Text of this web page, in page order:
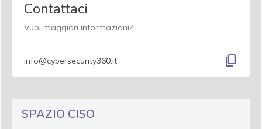
Contattaci
Vuoi maggiori informazioni?
info@cybersecurity360.it content_copy
SPAZIO CISO